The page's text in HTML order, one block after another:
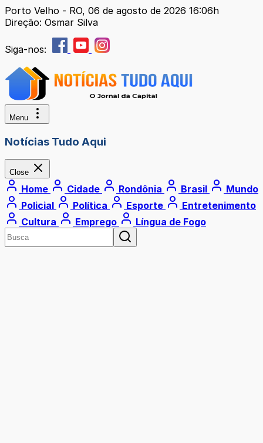
Porto Velho - RO, 06 de agosto de 2026 16:06h
Direção: Osmar Silva
Siga-nos:
Menu
Notícias Tudo Aqui
Close
Home Cidade Rondônia Brasil
Mundo
Policial
Política Esporte
Entretenimento
Cultura
Emprego Língua de Fogo